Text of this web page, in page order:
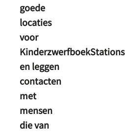
goede
locaties
voor
KinderzwerfboekStations
en leggen
contacten
met
mensen
die van